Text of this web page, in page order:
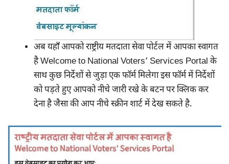
अब यहाँ आपको राष्ट्रीय मतदाता सेवा पोर्टल में आपका स्‍वागत
है Welcome to National Voters’ Services Portal के
साथ कुछ निर्देशों से जुड़ा एक फॉर्म मिलेगा इस फॉर्म में निर्देशों
को पड़ते हुए आपको नीचे जारी रखे के बटन पर क्लिक कर
देना है जैसा की आप नीचे स्क्रीन शार्ट में देख सकते है.